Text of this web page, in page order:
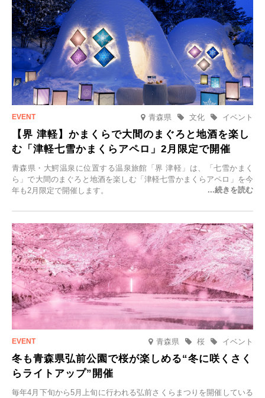
青森県 イベント
文化
【界 津軽】かまくらで大間のまぐろと地酒を楽し
む「津軽七雪かまくらアペロ」2月限定で開催
青森県・大鰐温泉に位置する温泉旅館「界 津軽」は、「七雪かまく
ら」で大間のまぐろと地酒を楽しむ「津軽七雪かまくらアペロ」を今
年も2月限定で開催します。
青森県 イベント
桜
冬も青森県弘前公園で桜が楽しめる“冬に咲くさく
らライトアップ”開催
毎年4月下旬から5月上旬に行われる弘前さくらまつりを開催している